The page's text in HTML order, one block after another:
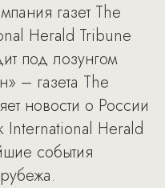
газет The
Herald Tribune
под лозунгом
– газета The
новости о России
International Herald
события